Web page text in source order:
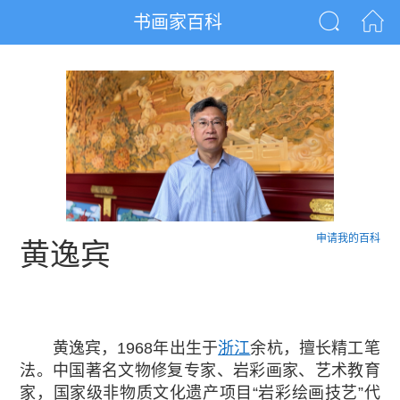
书画家百科
申请我的百科
黄逸宾
黄逸宾，1968年出生于浙江余杭，擅长精工笔
法。中国著名文物修复专家、岩彩画家、艺术教育
家，国家级非物质文化遗产项目“岩彩绘画技艺”代